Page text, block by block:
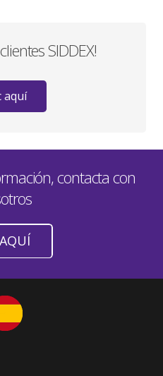
SIDDEX!
aquí
contacta con
AQUÍ